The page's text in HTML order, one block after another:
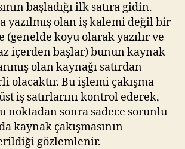
başladığı ilk satıra gidin.
yazılmış olan iş kalemi değil bir
(genelde koyu olarak yazılır ve
içerden başlar) bunun kaynak
olan kaynağı satırdan
olacaktır. Bu işlemi çakışma
iş satırlarını kontrol ederek,
noktadan sonra sadece sorunlu
kaynak çakışmasının
gözlemlenir.